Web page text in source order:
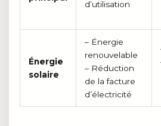
d’utilisation
Énergie
solaire
– Énergie
renouvelable
– Réduction
de la facture
d’électricité